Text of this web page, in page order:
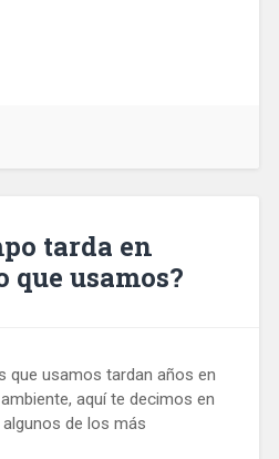
tarda en
que usamos?
que usamos tardan años en
aquí te decimos en
de los más